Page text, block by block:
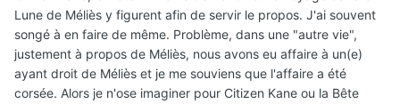
Lune de Méliès y figurent afin de servir le propos. J'ai souvent
songé à en faire de même. Problème, dans une "autre vie",
justement à propos de Méliès, nous avons eu affaire à un(e)
ayant droit de Méliès et je me souviens que l'affaire a été
corsée. Alors je n'ose imaginer pour Citizen Kane ou la Bête